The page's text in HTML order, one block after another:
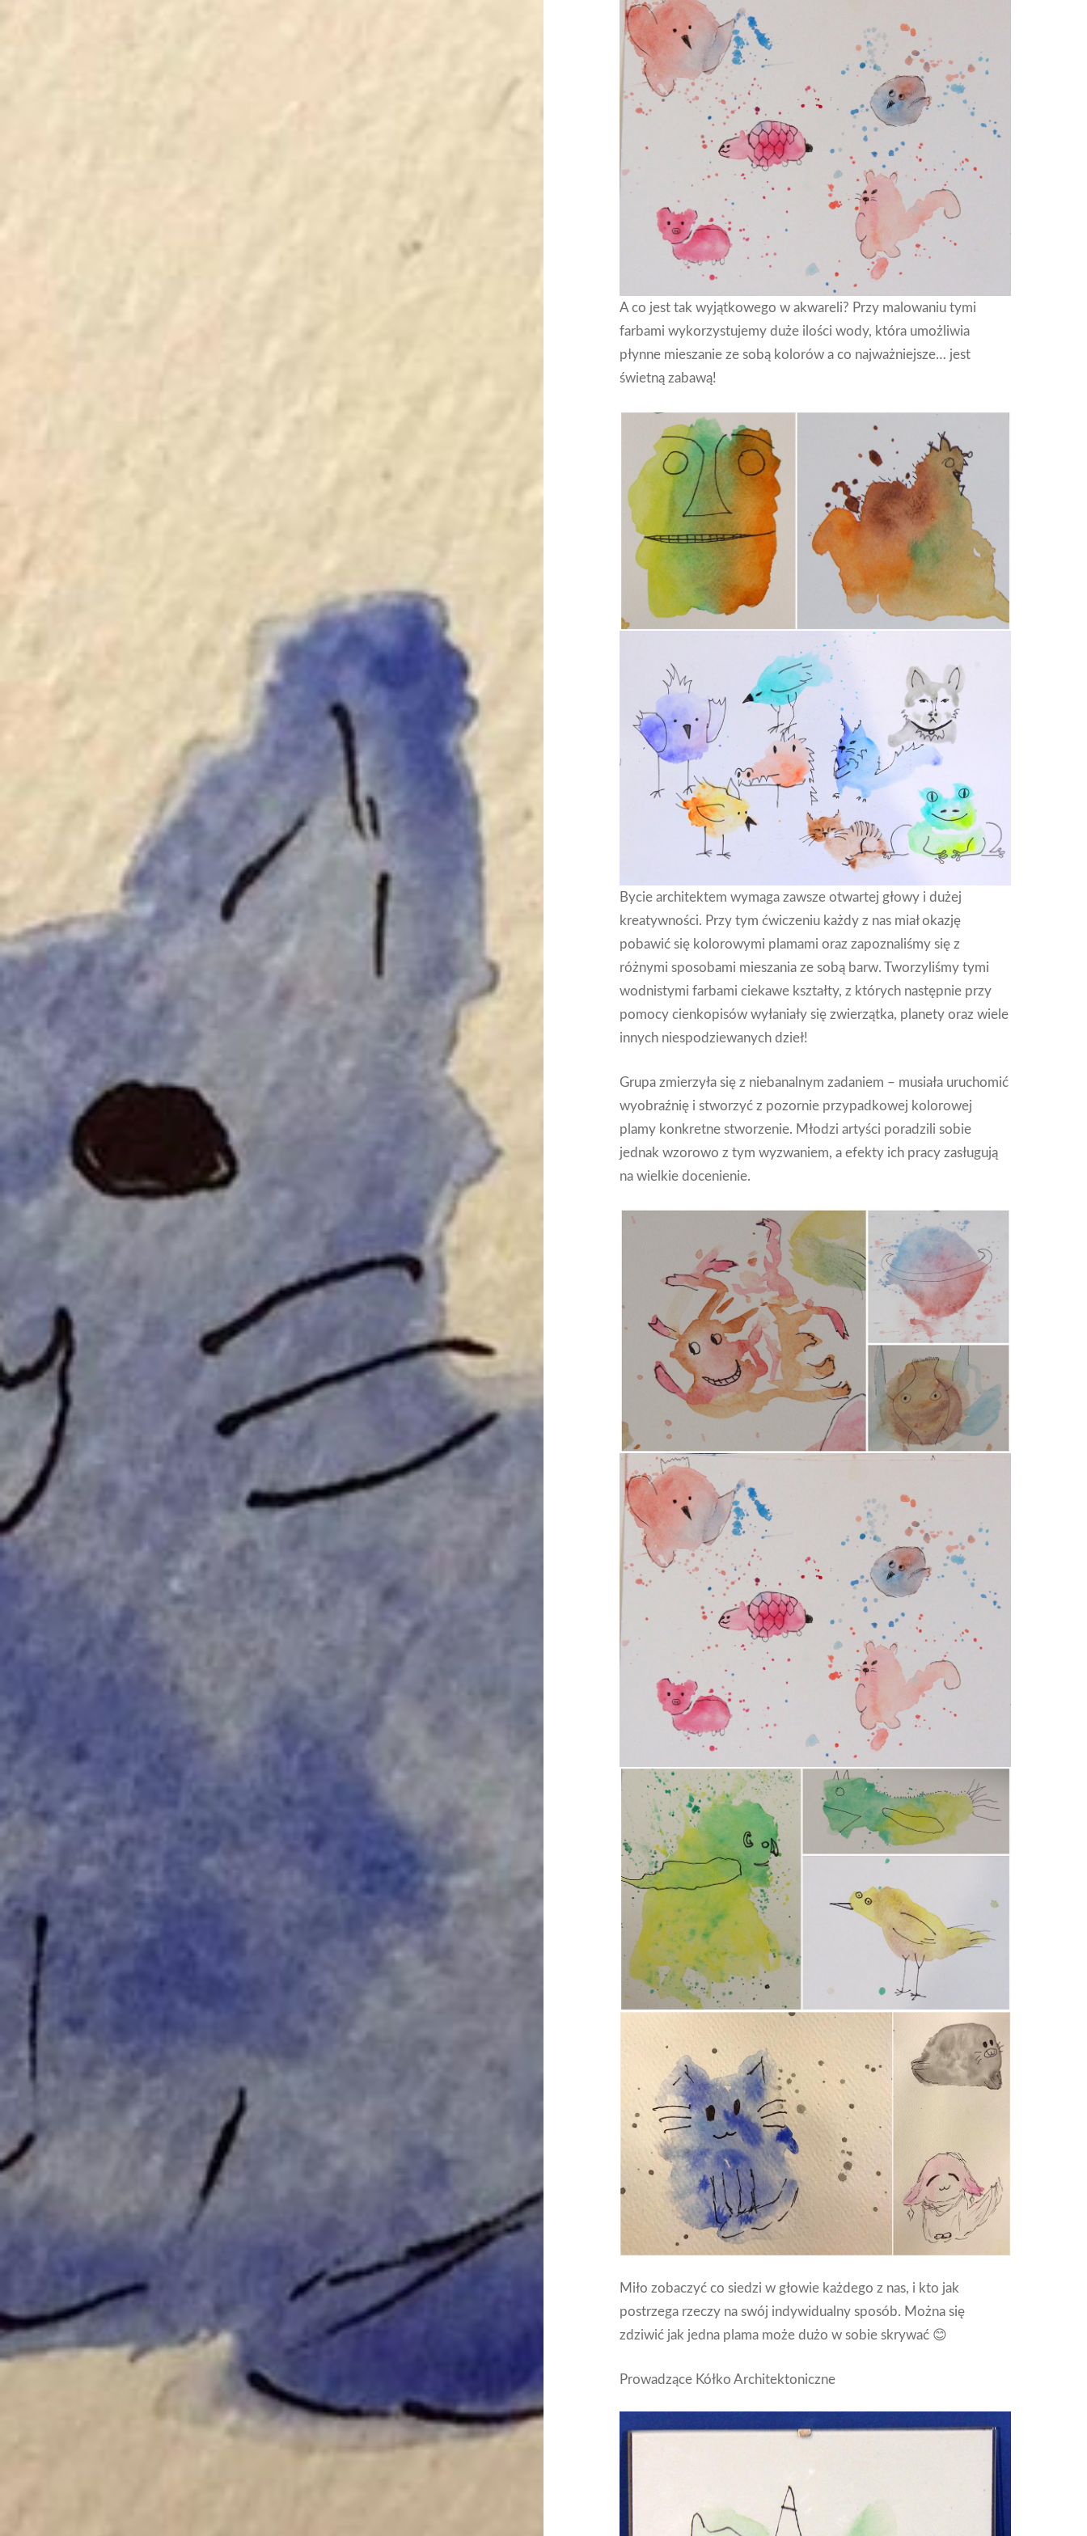
A co jest tak wyjątkowego w akwareli? Przy malowaniu tymi
farbami wykorzystujemy duże ilości wody, która umożliwia
płynne mieszanie ze sobą kolorów a co najważniejsze… jest
świetną zabawą!
Bycie architektem wymaga zawsze otwartej głowy i dużej
kreatywności. Przy tym ćwiczeniu każdy z nas miał okazję
pobawić się kolorowymi plamami oraz zapoznaliśmy się z
różnymi sposobami mieszania ze sobą barw. Tworzyliśmy tymi
wodnistymi farbami ciekawe kształty, z których następnie przy
pomocy cienkopisów wyłaniały się zwierzątka, planety oraz wiele
innych niespodziewanych dzieł!
Grupa zmierzyła się z niebanalnym zadaniem – musiała uruchomić
wyobraźnię i stworzyć z pozornie przypadkowej kolorowej
plamy konkretne stworzenie. Młodzi artyści poradzili sobie
jednak wzorowo z tym wyzwaniem, a efekty ich pracy zasługują
na wielkie docenienie.
Miło zobaczyć co siedzi w głowie każdego z nas, i kto jak
postrzega rzeczy na swój indywidualny sposób. Można się
zdziwić jak jedna plama może dużo w sobie skrywać 😊
Prowadzące Kółko Architektoniczne